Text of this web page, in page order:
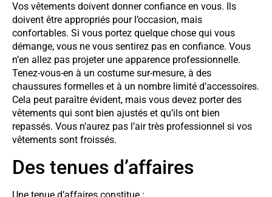
Vos vêtements doivent donner confiance en vous. Ils
doivent être appropriés pour l’occasion, mais
confortables. Si vous portez quelque chose qui vous
démange, vous ne vous sentirez pas en confiance. Vous
n’en allez pas projeter une apparence professionnelle.
Tenez-vous-en à un costume sur-mesure, à des
chaussures formelles et à un nombre limité d’accessoires.
Cela peut paraître évident, mais vous devez porter des
vêtements qui sont bien ajustés et qu’ils ont bien
repassés. Vous n’aurez pas l’air très professionnel si vos
vêtements sont froissés.
Des tenues d’affaires
Une tenue d’affaires constitue :